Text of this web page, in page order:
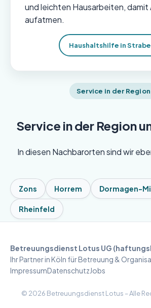
und leichten Hausarbeiten, damit
aufatmen.
Haushaltshilfe in
Service in der Region
Service in der Region
In diesen Nachbarorten sind wir
Zons Horrem Dormagen-
Rheinfeld
Betreuungsdienst Lotus UG
Ihr Partner in Köln für Betreuung &
ImpressumDatenschutzJobs
© 2026 Betreuungsdienst Lotus – Alle